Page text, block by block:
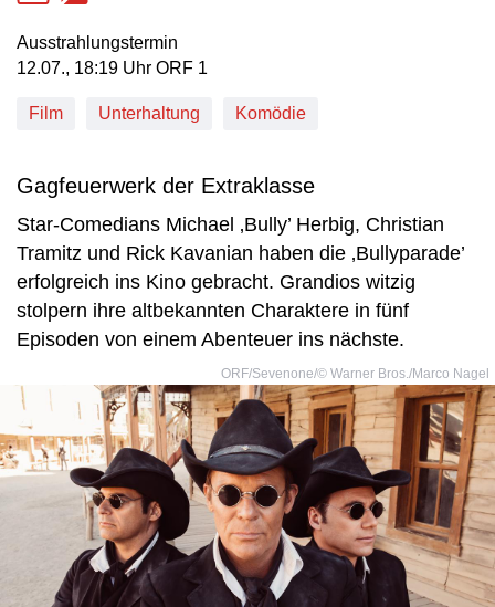
Ausstrahlungstermin
12. Juli, 18:19 Uhr in ORF 1
12.07., 18:19 Uhr ORF 1
Film Unterhaltung Komödie
Gagfeuerwerk der Extraklasse
Star-Comedians Michael ‚Bully’ Herbig, Christian
Tramitz und Rick Kavanian haben die ‚Bullyparade’
erfolgreich ins Kino gebracht. Grandios witzig
stolpern ihre altbekannten Charaktere in fünf
Episoden von einem Abenteuer ins nächste.
ORF/Sevenone/© Warner Bros./Marco Nagel